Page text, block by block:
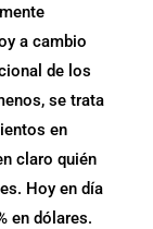
a cambio
de los
se trata
en
claro quién
Hoy en día
en dólares.